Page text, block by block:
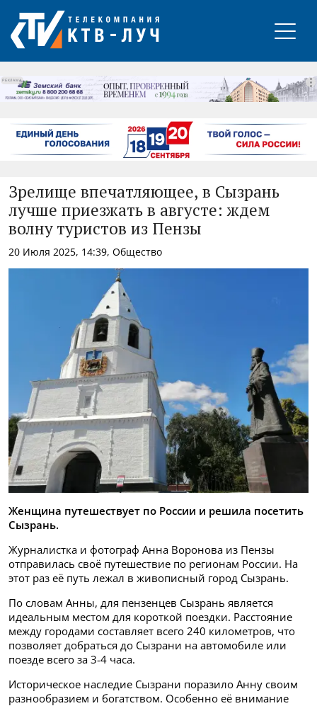
РЕКЛАМА
Зрелище впечатляющее, в Сызрань
лучше приезжать в августе: ждем
волну туристов из Пензы
20 Июля 2025, 14:39, Общество
Женщина путешествует по России и решила посетить
Сызрань.
Журналистка и фотограф Анна Воронова из Пензы
отправилась своё путешествие по регионам России. На
этот раз её путь лежал в живописный город Сызрань.
По словам Анны, для пензенцев Сызрань является
идеальным местом для короткой поездки. Расстояние
между городами составляет всего 240 километров, что
позволяет добраться до Сызрани на автомобиле или
поезде всего за 3-4 часа.
Историческое наследие Сызрани поразило Анну своим
разнообразием и богатством. Особенно её внимание